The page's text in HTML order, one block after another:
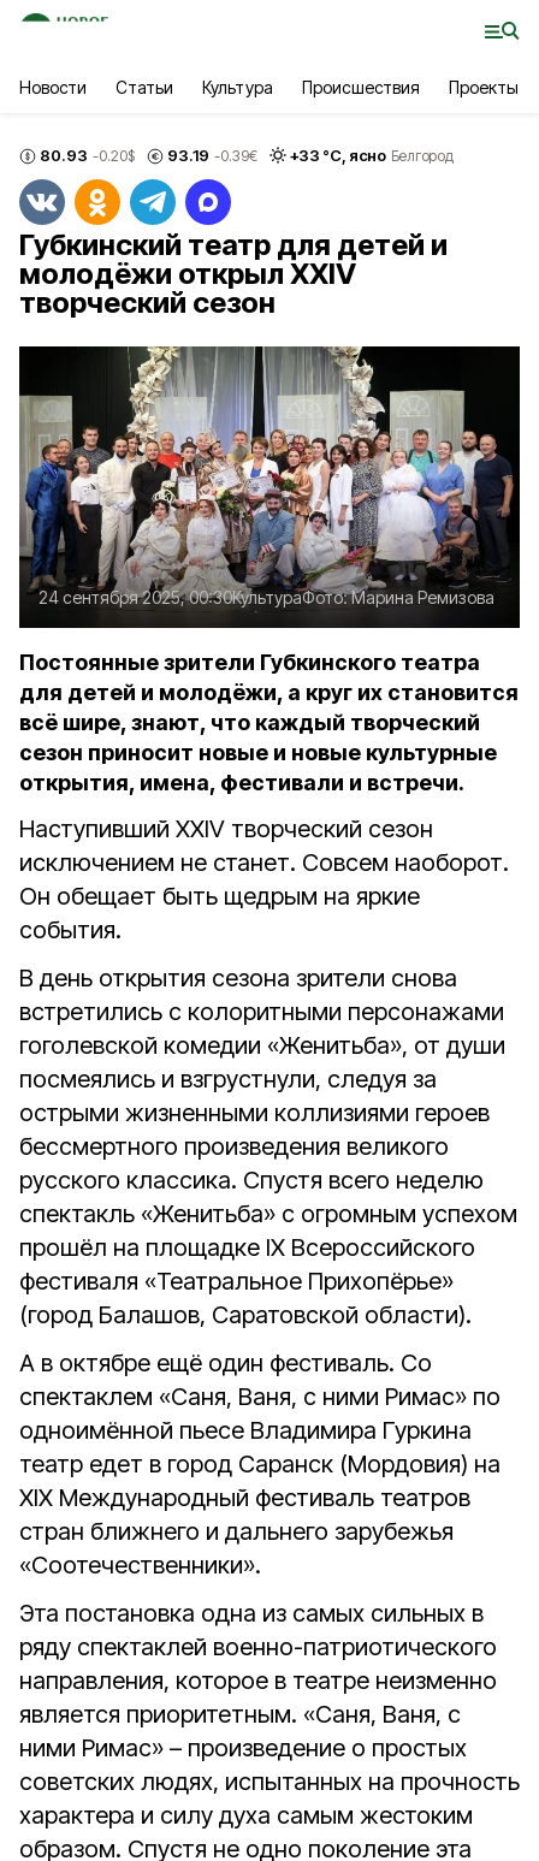
Новости Статьи Культура Происшествия Проекты
80.93 -0.20$ 93.19 -0.39€ +33 °С, ясно Белгород
Губкинский театр для детей и
молодёжи открыл ХХIV
творческий сезон
24 сентября 2025, 00:30КультураФото:Марина Ремизова
Постоянные зрители Губкинского театра
для детей и молодёжи, а круг их становится
всё шире, знают, что каждый творческий
сезон приносит новые и новые культурные
открытия, имена, фестивали и встречи.
Наступивший ХХIV творческий сезон
исключением не станет. Совсем наоборот.
Он обещает быть щедрым на яркие
события.
В день открытия сезона зрители снова
встретились с колоритными персонажами
гоголевской комедии «Женитьба», от души
посмеялись и взгрустнули, следуя за
острыми жизненными коллизиями героев
бессмертного произведения великого
русского классика. Спустя всего неделю
спектакль «Женитьба» с огромным успехом
прошёл на площадке IX Всероссийского
фестиваля «Театральное Прихопёрье»
(город Балашов, Саратовской области).
А в октябре ещё один фестиваль. Со
спектаклем «Саня, Ваня, с ними Римас» по
одноимённой пьесе Владимира Гуркина
театр едет в город Саранск (Мордовия) на
XIX Международный фестиваль театров
стран ближнего и дальнего зарубежья
«Соотечественники».
Эта постановка одна из самых сильных в
ряду спектаклей военно-патриотического
направления, которое в театре неизменно
является приоритетным. «Саня, Ваня, с
ними Римас» – произведение о простых
советских людях, испытанных на прочность
характера и силу духа самым жестоким
образом. Спустя не одно поколение эта